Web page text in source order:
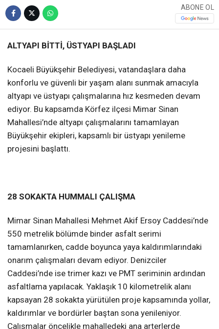
ABONE OL
ALTYAPI BİTTİ, ÜSTYAPI BAŞLADI
Kocaeli Büyükşehir Belediyesi, vatandaşlara daha
konforlu ve güvenli bir yaşam alanı sunmak amacıyla
altyapı ve üstyapı çalışmalarına hız kesmeden devam
ediyor. Bu kapsamda Körfez ilçesi Mimar Sinan
Mahallesi’nde altyapı çalışmalarını tamamlayan
Büyükşehir ekipleri, kapsamlı bir üstyapı yenileme
projesini başlattı.
28 SOKAKTA HUMMALI ÇALIŞMA
Mimar Sinan Mahallesi Mehmet Akif Ersoy Caddesi’nde
550 metrelik bölümde binder asfalt serimi
tamamlanırken, cadde boyunca yaya kaldırımlarındaki
onarım çalışmaları devam ediyor. Denizciler
Caddesi’nde ise trimer kazı ve PMT seriminin ardından
asfaltlama yapılacak. Yaklaşık 10 kilometrelik alanı
kapsayan 28 sokakta yürütülen proje kapsamında yollar,
kaldırımlar ve bordürler baştan sona yenileniyor.
Çalışmalar öncelikle mahalledeki ana arterlerde